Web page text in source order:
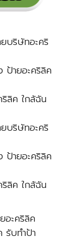
บริษัทอะคริ
ป้ายอะคริลิค
ริลิค ใกล้ฉัน
บริษัทอะคริ
ป้ายอะคริลิค
ริลิค ใกล้ฉัน
อะคริลิค
รับทำป้า